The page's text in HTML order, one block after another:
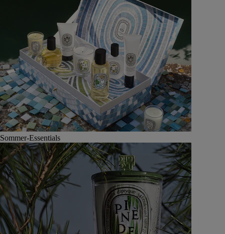
Sommer-Essentials